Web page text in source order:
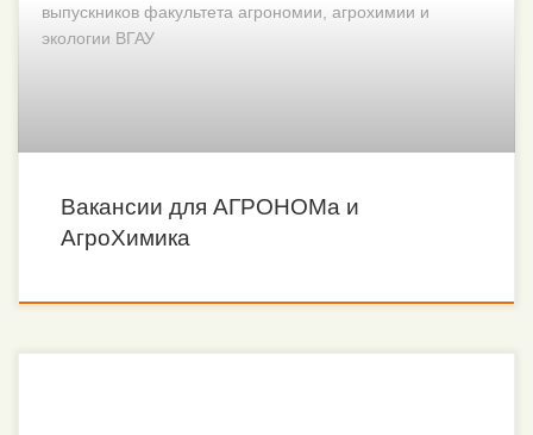
выпускников факультета агрономии, агрохимии и
экологии ВГАУ
Вакансии для АГРОНОМа и
АгроХимика